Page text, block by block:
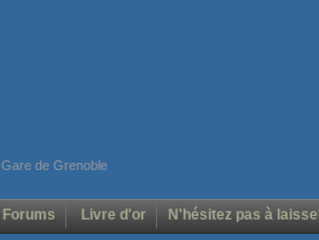
Gare de Grenoble
Forums Livre d'or N'hésitez pas à